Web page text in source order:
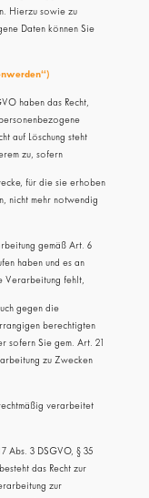
Hierzu sowie zu
Daten können Sie
haben das Recht,
auf Löschung steht
zu, sofern
für die sie erhoben
nicht mehr notwendig
gemäß Art. 6
haben und es an
Verarbeitung fehlt,
gegen die
berechtigten
Sie gem. Art. 21
zu Zwecken
verarbeitet
Abs. 3 DSGVO, § 35
das Recht zur
zur